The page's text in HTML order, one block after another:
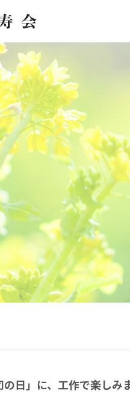
の日」に、工作で楽しみ